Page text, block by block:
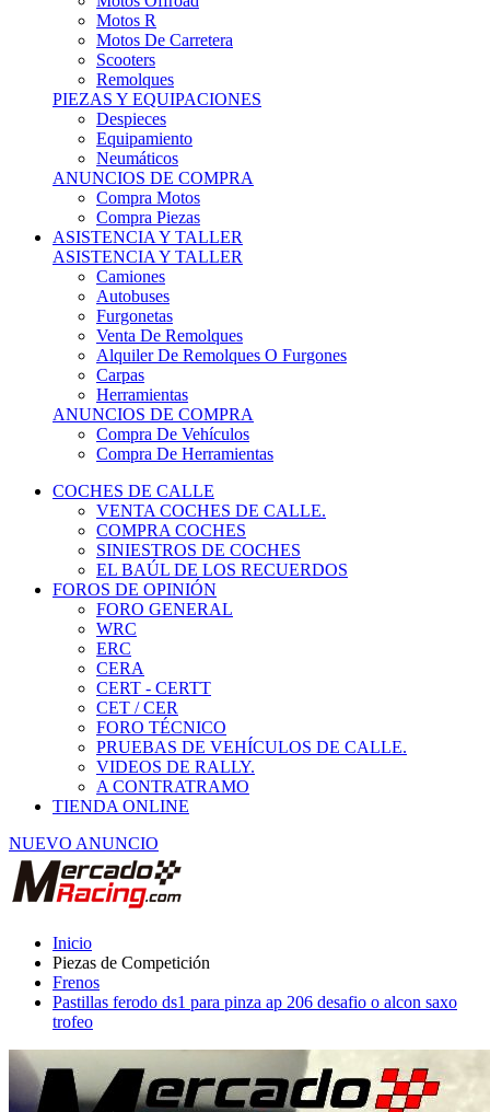
Motos R
Motos De Carretera
Scooters
Remolques
PIEZAS Y EQUIPACIONES
Despieces
Equipamiento
Neumáticos
ANUNCIOS DE COMPRA
Compra Motos
Compra Piezas
ASISTENCIA Y TALLER
ASISTENCIA Y TALLER
Camiones
Autobuses
Furgonetas
Venta De Remolques
Alquiler De Remolques O Furgones
Carpas
Herramientas
ANUNCIOS DE COMPRA
Compra De Vehículos
Compra De Herramientas
COCHES DE CALLE
VENTA COCHES DE CALLE.
COMPRA COCHES
SINIESTROS DE COCHES
EL BAÚL DE LOS RECUERDOS
FOROS DE OPINIÓN
FORO GENERAL
WRC
ERC
CERA
CERT - CERTT
CET / CER
FORO TÉCNICO
PRUEBAS DE VEHÍCULOS DE CALLE.
VIDEOS DE RALLY.
A CONTRATRAMO
TIENDA ONLINE
NUEVO ANUNCIO
Inicio
Piezas de Competición
Frenos
Pastillas ferodo ds1 para pinza ap 206 desafio o alcon saxo
trofeo